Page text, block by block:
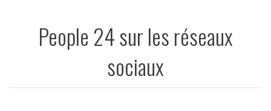
People 24 sur les réseaux
sociaux